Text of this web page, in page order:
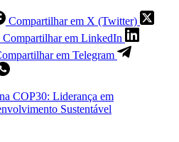
Compartilhar em X (Twitter)
Compartilhar em LinkedIn
em Telegram